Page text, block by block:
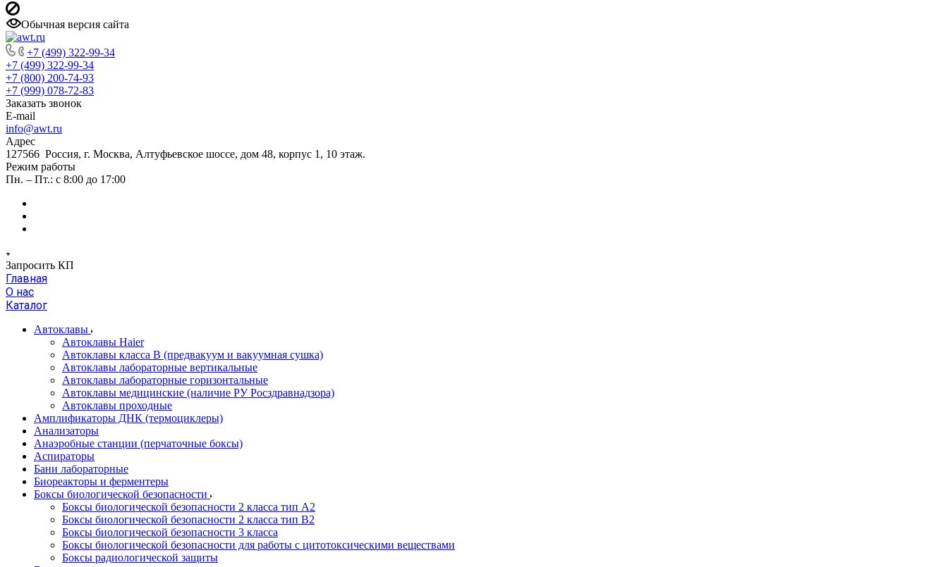
Обычная версия сайта
+7 (499) 322-99-34
+7 (499) 322-99-34
+7 (800) 200-74-93
+7 (999) 078-72-83
Заказать звонок
E-mail
info@awt.ru
Адрес
127566 Россия, г. Москва, Алтуфьевское шоссе, дом 48, корпус 1, 10 этаж.
Режим работы
Пн. – Пт.: с 8:00 до 17:00
Запросить КП
Главная
О нас
Каталог
Автоклавы
Автоклавы Haier
Автоклавы класса B (предвакуум и вакуумная сушка)
Автоклавы лабораторные вертикальные
Автоклавы лабораторные горизонтальные
Автоклавы медицинские (наличие РУ Росздравнадзора)
Автоклавы проходные
Амплификаторы ДНК (термоциклеры)
Анализаторы
Анаэробные станции (перчаточные боксы)
Аспираторы
Бани лабораторные
Биореакторы и ферментеры
Боксы биологической безопасности
Боксы биологической безопасности 2 класса тип A2
Боксы биологической безопасности 2 класса тип B2
Боксы биологической безопасности 3 класса
Боксы биологической безопасности для работы с цитотоксическими веществами
Боксы радиологической защиты